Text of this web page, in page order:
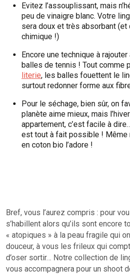
Evitez l’assouplissant, mais
peu de vinaigre blanc. Votre
sera doux et très absorbant (et
chimique !)
Encore une technique à
balles de tennis ! Tout comme
literie, les balles fouettent le
surtout redonner forme aux
Pour le séchage, bien sûr, on
planète aime mieux, mais
appartement, c’est facile à
est tout à fait possible ! Même
en coton bio l’adore !
Bref, vous l’aurez compris : pour
s’habillent alors qu’ils sont encore
« atopiques » à la peau fragile qui
douceur, à vous les frileux qui
d’oser sortir… Notre collection de
vous accompagnera pour un shoot